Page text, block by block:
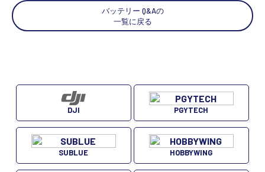
バッテリー Q&Aの
一覧に戻る
DJI PGYTECH
SUBLUE HOBBYWING